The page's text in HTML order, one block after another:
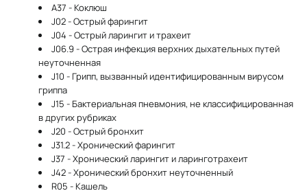
A37 - Коклюш
J02 - Острый фарингит
J04 - Острый ларингит и трахеит
J06.9 - Острая инфекция верхних дыхательных путей
неуточненная
J10 - Грипп, вызванный идентифицированным вирусом
гриппа
J15 - Бактериальная пневмония, не классифицированная
в других рубриках
J20 - Острый бронхит
J31.2 - Хронический фарингит
J37 - Хронический ларингит и ларинготрахеит
J42 - Хронический бронхит неуточненный
R05 - Кашель